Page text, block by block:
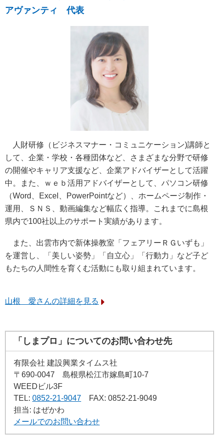
アヴァンティ 代表
人財研修（ビジネスマナー・コミュニケーション)講師と
して、企業・学校・各種団体など、さまざまな分野で研修
の開催やキャリア支援など、企業アドバイザーとして活躍
中。また、ｗｅｂ活用アドバイザーとして、パソコン研修
（Word、Excel、PowerPointなど）、ホームページ制作・
運用、ＳＮＳ、動画編集など幅広く指導。これまでに島根
県内で100社以上のサポート実績があります。
また、出雲市内で新体操教室「フェアリーＲＧいずも」
を運営し、「美しい姿勢」「自立心」「行動力」など子ど
もたちの人間性を育くむ活動にも取り組まれています。
山根 愛さんの詳細を見る
「しまプロ」についてのお問い合わせ先
有限会社 建設興業タイムス社
〒690-0047
島根県松江市嫁島町10-7
WEEDビル3F
TEL: 0852-21-9047
FAX: 0852-21-9049
担当: はぜかわ
メールでのお問い合わせ